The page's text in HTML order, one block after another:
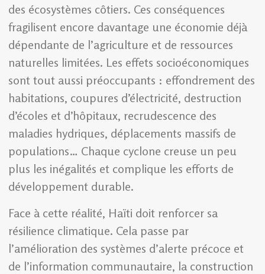
des écosystèmes côtiers. Ces conséquences
fragilisent encore davantage une économie déjà
dépendante de l’agriculture et de ressources
naturelles limitées. Les effets socioéconomiques
sont tout aussi préoccupants : effondrement des
habitations, coupures d’électricité, destruction
d’écoles et d’hôpitaux, recrudescence des
maladies hydriques, déplacements massifs de
populations… Chaque cyclone creuse un peu
plus les inégalités et complique les efforts de
développement durable.
Face à cette réalité, Haïti doit renforcer sa
résilience climatique. Cela passe par
l’amélioration des systèmes d’alerte précoce et
de l’information communautaire, la construction